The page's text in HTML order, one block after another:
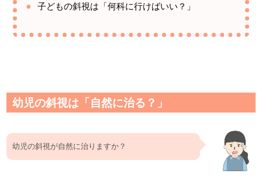
子どもの斜視は「何科に行けばいい？」
幼児の斜視は「自然に治る？」
幼児の斜視が自然に治りますか？